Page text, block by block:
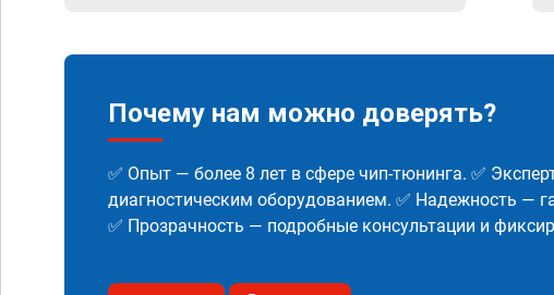
Почему нам можно доверять?
✅ Опыт — более 8 лет в сфере чип-тюнинга. ✅
диагностическим оборудованием. ✅ Надежность —
✅ Прозрачность — подробные консультации и